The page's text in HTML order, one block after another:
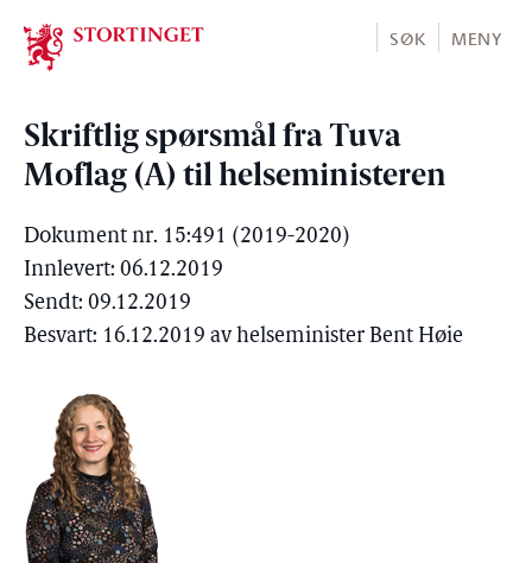
Stortinget.no
SØK MENY
Skriftlig spørsmål fra Tuva
Moflag (A) til helseministeren
Dokument nr. 15:491 (2019-2020)
Innlevert: 06.12.2019
Sendt: 09.12.2019
Besvart: 16.12.2019 av helseminister Bent Høie